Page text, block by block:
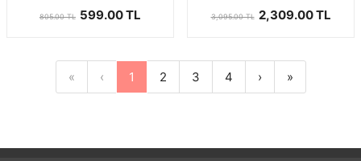
805.00 TL 599.00 TL 3,095.00 TL 2,309.00 TL
« ‹ 1 2 3 4 › »